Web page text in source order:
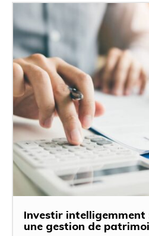
Investir
une gestion de